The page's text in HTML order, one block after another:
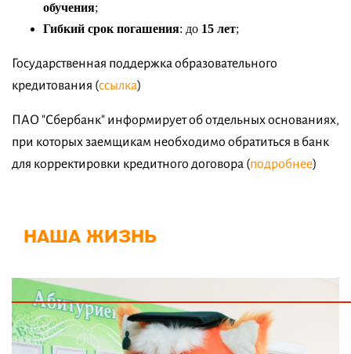
обучения;
Гибкий срок погашения: до 15 лет;
Государственная поддержка образовательного
кредитования (ссылка)
ПАО "Сбербанк" информирует об отдельных основаниях,
при которых заемщикам необходимо обратиться в банк
для корректировки кредитного договора (подробнее)
НАША ЖИЗНЬ